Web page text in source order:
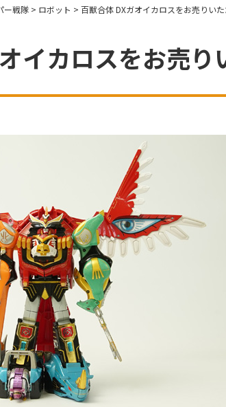
ー戦隊 > ロボット > 百獣合体 DXガオイカロスをお売りいた
イカロスをお売り